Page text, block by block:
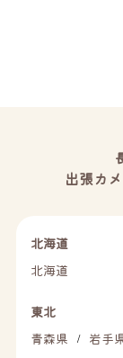
出張カ
北海道
北海道
東北
青森県
/ 岩手